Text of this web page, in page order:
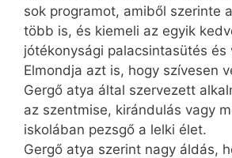
sok programot, amiből szerinte
több is, és kiemeli az egyik
jótékonysági palacsintasütés és
Elmondja azt is, hogy szívesen
Gergő atya által szervezett
az szentmise, kirándulás vagy
iskolában pezsgő a lelki élet.
Gergő atya szerint nagy áldás,